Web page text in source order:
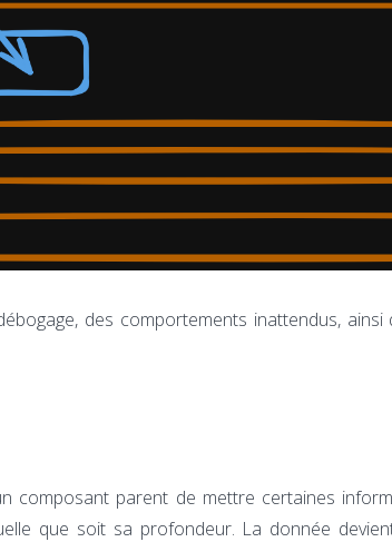
des comportements inattendus,
composant parent de mettre certaines
que soit sa profondeur. La donnée